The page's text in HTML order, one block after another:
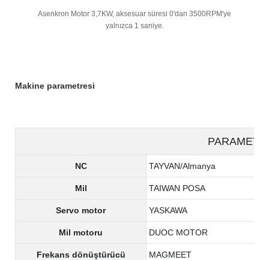
Asenkron Motor 3,7KW, aksesuar süresi 0'dan 3500RPM'ye
yalnızca 1 saniye.
Makine parametresi
NC TAYVAN/Almanya
Mil TAIWAN POSA
Servo motor YASKAWA
Mil motoru DUOC MOTOR
Frekans dönüştürücü MAGMEET